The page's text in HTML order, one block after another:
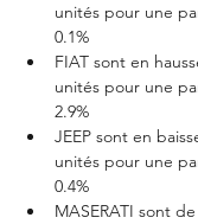
unités pour une
0.1%
FIAT sont en
unités pour une
2.9%
JEEP sont en
unités pour une
0.4%
MASERATI sont